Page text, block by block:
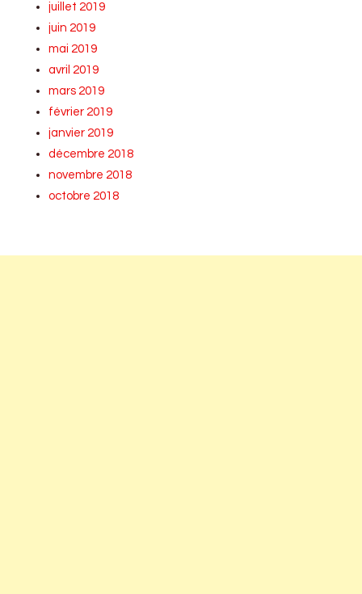
juillet 2019
juin 2019
mai 2019
avril 2019
mars 2019
février 2019
janvier 2019
décembre 2018
novembre 2018
octobre 2018